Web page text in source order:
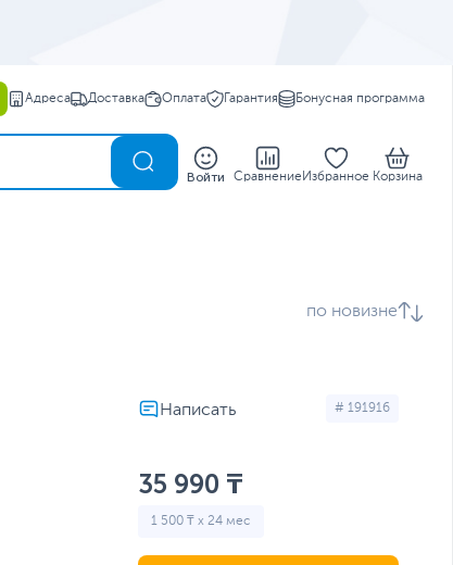
Адреса Доставка Оплата Гарантия Бонусная программа
Войти Сравнение Избранное Корзина
по новизне
# 191916
35 990 ₸
1 500 ₸ x 24 мес